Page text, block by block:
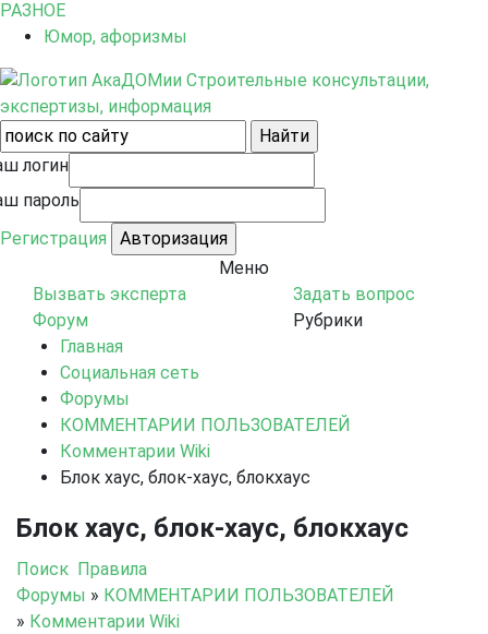
РАЗНОЕ
Юмор, афоризмы
Строительные консультации,
экспертизы, информация
логин
пароль
Регистрация
Меню
Вызвать эксперта
Задать вопрос
Форум
Рубрики
Главная
Социальная сеть
Форумы
КОММЕНТАРИИ ПОЛЬЗОВАТЕЛЕЙ
Комментарии Wiki
Блок хаус, блок-хаус, блокхаус
Блок хаус, блок-хаус, блокхаус
Поиск Правила
Форумы » КОММЕНТАРИИ ПОЛЬЗОВАТЕЛЕЙ
» Комментарии Wiki